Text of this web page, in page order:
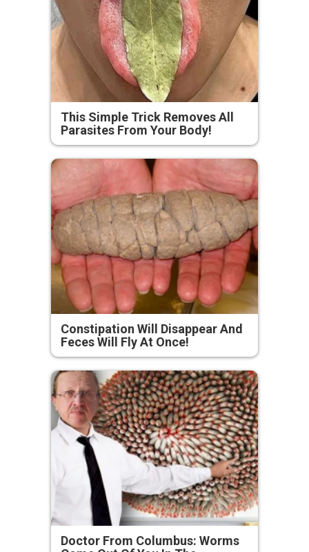
This Simple Trick Removes All
Parasites From Your Body!
Constipation Will Disappear And
Feces Will Fly At Once!
Doctor From Columbus: Worms